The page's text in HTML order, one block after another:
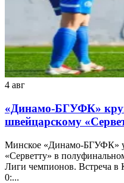
4 авг
«Динамо-БГУФК»
швейцарскому
Минское «Динамо-БГУФК»
«Серветту» в
Лиги чемпионов. Встреча в
0:...